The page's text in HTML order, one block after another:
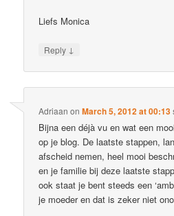
Liefs Monica
Reply ↓
Adriaan onMarch 5, 2012 at 00:13
Bijna een déjà vu en wat een
op je blog. De laatste stappen,
afscheid nemen, heel mooi
en je familie bij deze laatste
ook staat je bent steeds een
je moeder en dat is zeker niet